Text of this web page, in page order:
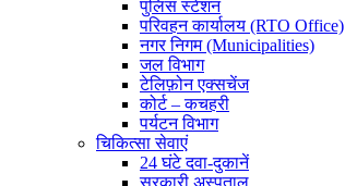
पुलिस स्टेशन
परिवहन कार्यालय (RTO Office)
नगर निगम (Municipalities)
जल विभाग
टेलिफ़ोन एक्सचेंज
कोर्ट – कचहरी
पर्यटन विभाग
चिकित्सा सेवाएं
24 घंटे दवा-दुकानें
सरकारी अस्पताल